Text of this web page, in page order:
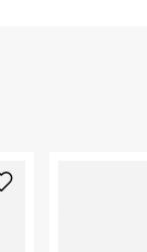
את מדבקת